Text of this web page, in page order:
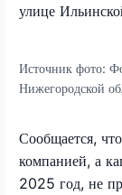
улице
Источник фото:
Нижегородской
Сообщается,
компанией, а
2025 год, не